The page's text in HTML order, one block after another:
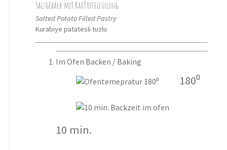
Salzgebäck mit KarToffelfüllung
Salted Potato Filled Pastry
Kurabiye patatesli tuzlu
Im Ofen Backen / Baking
180⁰
10 min.